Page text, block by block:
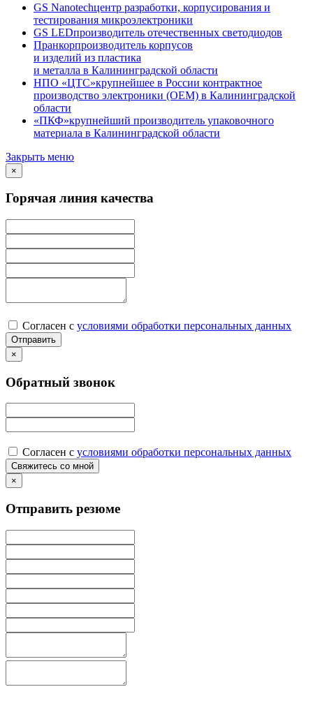
GS Nanotechцентр разработки, корпусирования и
тестирования микроэлектроники
GS LEDпроизводитель отечественных светодиодов
Пранкорпроизводитель корпусов
и изделий из пластика
и металла в Калининградской области
НПО «ЦТС»крупнейшее в России контрактное
производство электроники (OEM) в Калининградской
области
«ПКФ»крупнейший производитель упаковочного
материала в Калининградской области
Закрыть меню
×
Горячая линия качества
Согласен с условиями обработки персональных данных
×
Обратный звонок
Согласен с условиями обработки персональных данных
×
Отправить резюме